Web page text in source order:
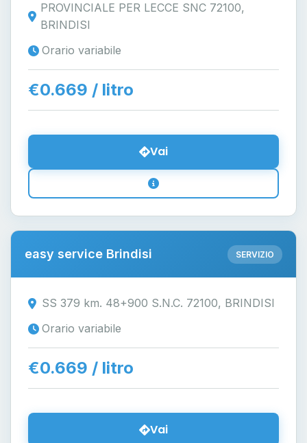
PROVINCIALE PER LECCE SNC 72100,
BRINDISI
Orario variabile
€0.669 / litro
Vai
easy service Brindisi SERVIZIO
SS 379 km. 48+900 S.N.C. 72100, BRINDISI
Orario variabile
€0.669 / litro
Vai